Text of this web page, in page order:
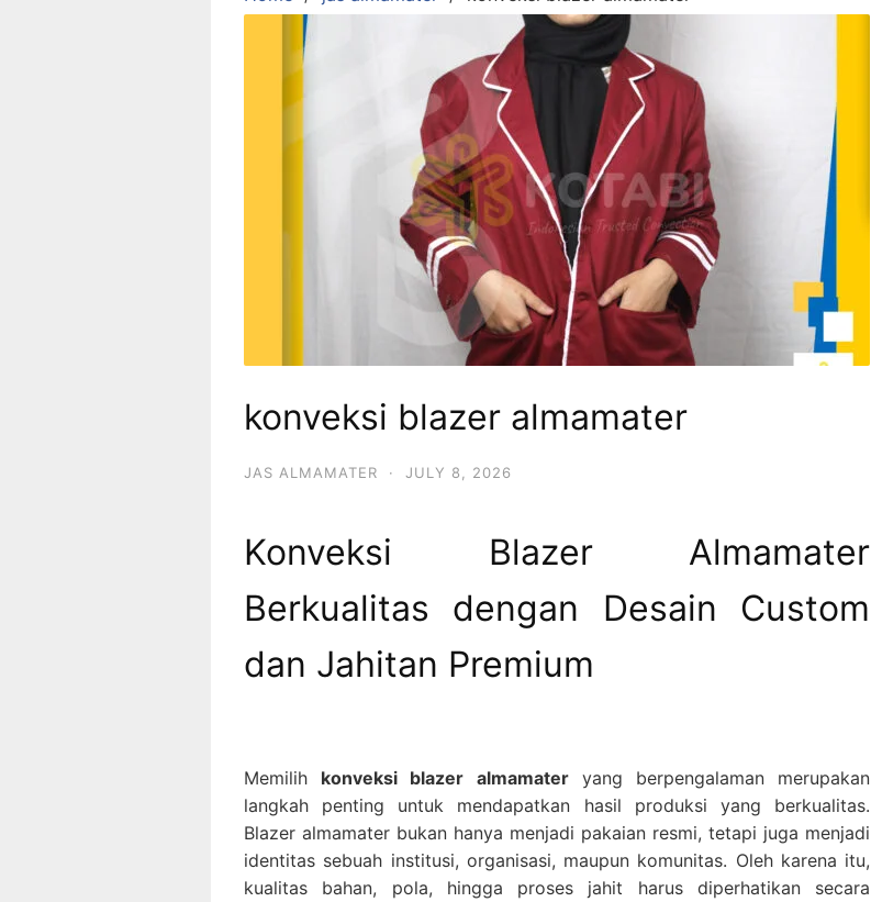
konveksi blazer almamater
JAS ALMAMATER · JULY 8, 2026
Konveksi Blazer Almamater
Berkualitas dengan Desain Custom
dan Jahitan Premium
Memilih konveksi blazer almamateryang berpengalaman merupakan
langkah penting untuk mendapatkan hasil produksi yang berkualitas.
Blazer almamater bukan hanya menjadi pakaian resmi, tetapi juga menjadi
identitas sebuah institusi, organisasi, maupun komunitas. Oleh karena itu,
kualitas bahan, pola, hingga proses jahit harus diperhatikan secara